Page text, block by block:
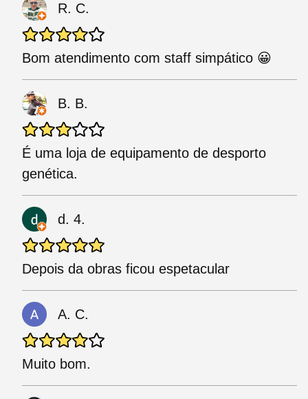
R. C.
Bom atendimento com staff simpático 😀
B. B.
É uma loja de equipamento de desporto
genética.
d. 4.
Depois da obras ficou espetacular
A. C.
Muito bom.